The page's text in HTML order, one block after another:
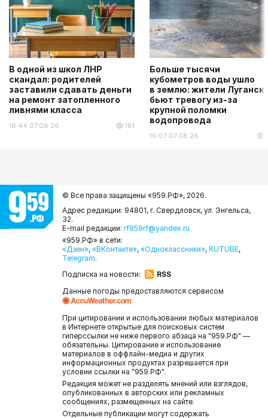
В одной из школ ЛНР
скандал: родителей
заставили сдавать деньги
на ремонт затопленного
ливнями класса
16:44 07.08.26 181
Больше тысячи
кубометров воды ушло
в землю: жители
бьют тревогу из-за
крупной поломки
водопровода
16:07 07.08.26
© Все права защищены «959.РФ», 2026.
Адрес редакции: 94801, г. Свердловск, ул. Энгельса,
32.
E-mail редакции: rf959rf@yandex.ru
«959.РФ» в сети:
«Дзен», «ВКонтакте», «Одноклассники», RUTUBE,
Telegram.
Подписка на новости:
RSS
Данные погоды предоставляются сервисом
При цитировании и использовании любых материалов
в Интернете открытые для поисковых систем
гиперссылки не ниже первого абзаца на "959.РФ" —
обязательны. Цитирование и использование
материалов в оффлайн-медиа и других
информационных продуктах разрешается при
условии ссылки на "959.РФ".
Редакция может не разделять мнений или взглядов,
опубликованных в авторских или рекламных
сообщениях, размещенных на сайте.
Отдельные публикации могут содержать